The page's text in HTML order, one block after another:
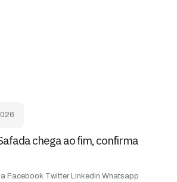
chega ao fim, confirma
Facebook Twitter Linkedin Whatsapp